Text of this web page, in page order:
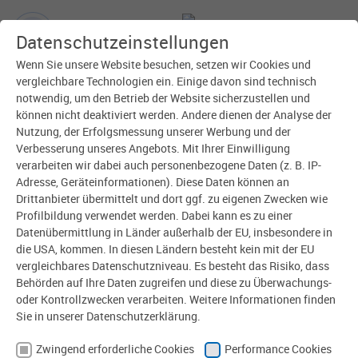
Stan­drohre mieten
Trink­wasser für Ihre Bau­stelle oder
Ver­an­staltung
Sie brauchen Trinkwasser für eine Baustelle oder eine
Veranstaltung? Für solche Fälle vermieten wir Standrohre.
Erfahren Sie mehr!
So können Sie ein Standrohr mieten!
Sie können ein Standrohr bei den Gemeindewerken Finnentrop
Datenschutzeinstellungen
Wenn Sie unsere Website besuchen, setzen wir Cookies und
vergleichbare Technologien ein. Einige davon sind technisch
notwendig, um den Betrieb der Website sicherzustellen und
können nicht deaktiviert werden. Andere dienen der Analyse der
Nutzung, der Erfolgsmessung unserer Werbung und der
Verbesserung unseres Angebots. Mit Ihrer Einwilligung
verarbeiten wir dabei auch personenbezogene Daten (z. B. IP-
Adresse, Geräteinformationen). Diese Daten können an
Drittanbieter übermittelt und dort ggf. zu eigenen Zwecken wie
Profilbildung verwendet werden. Dabei kann es zu einer
Datenübermittlung in Länder außerhalb der EU, insbesondere in
die USA, kommen. In diesen Ländern besteht kein mit der EU
vergleichbares Datenschutzniveau. Es besteht das Risiko, dass
Behörden auf Ihre Daten zugreifen und diese zu Überwachungs-
oder Kontrollzwecken verarbeiten. Weitere Informationen finden
Sie in unserer Datenschutzerklärung.
Zwingend erforderliche Cookies Performance Cookies